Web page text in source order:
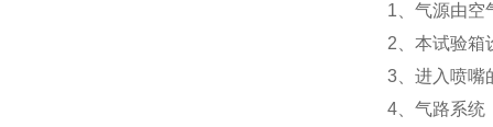
1、气源由空
2、本试验箱
3、进入喷嘴
4、气路系统